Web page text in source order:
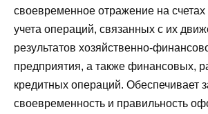
своевременное отражение на счетах
учета операций, связанных с их
результатов хозяйственно-
предприятия, а также финансовых,
кредитных операций. Обеспечивает
своевременность и правильность